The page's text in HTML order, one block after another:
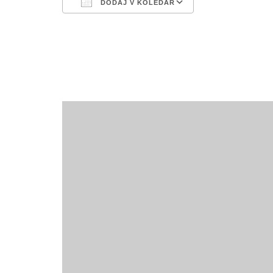
DODAJ V KOLEDAR